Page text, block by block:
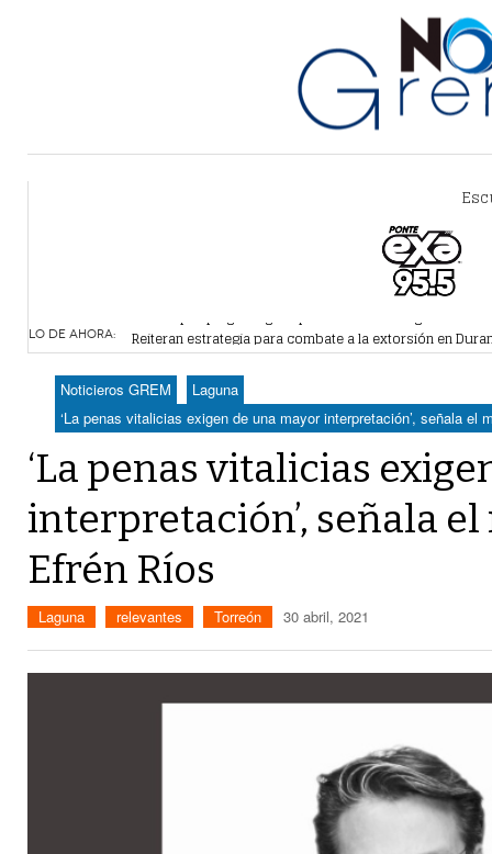
LO DE AHORA:
Reiteran estrategia para combate a la extorsión en
Por falta de agua, vecinos de Villa Zaragoza bloquearon
Plantean fideicomiso federal para operar Agua
Detienen a juez del Tribunal Superior de Justicia de
Noticieros GREM
Laguna
‘La penas vitalicias exigen de una mayor interpretación’, señala el
‘La penas vitalicias
interpretación’, señala
Efrén Ríos
Laguna relevantes Torreón 30 abril, 2021